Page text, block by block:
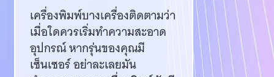
เครื่องพิมพ์บางเครื่องติดตามว่า
เมื่อใดควรเริ่มทำความสะอาด
อุปกรณ์ หากรุ่นของคุณมี
เซ็นเซอร์ อย่าละเลยมัน